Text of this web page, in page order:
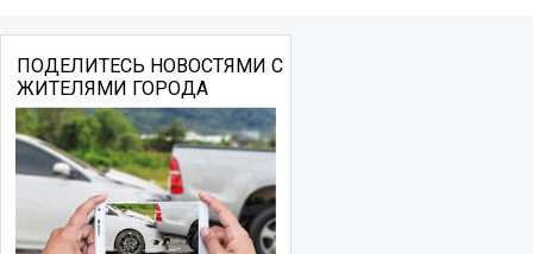
ПОДЕЛИТЕСЬ НОВОСТЯМИ С
ЖИТЕЛЯМИ ГОРОДА